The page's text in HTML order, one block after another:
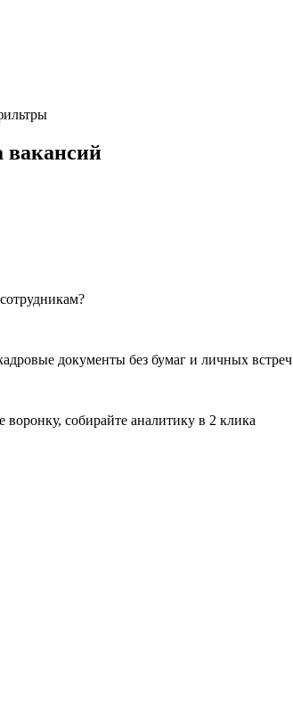
документы без бумаг и личных встреч
воронку, собирайте аналитику в 2 клика